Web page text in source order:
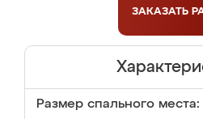
ЗАКАЗАТЬ
Размер спального места: